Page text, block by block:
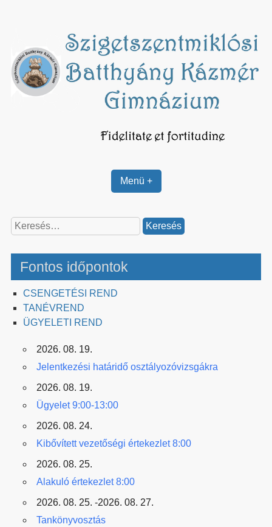
Menü +
Keresés:
Fontos időpontok
CSENGETÉSI REND
TANÉVREND
ÜGYELETI REND
2026. 08. 19.
Jelentkezési határidő osztályozóvizsgákra
2026. 08. 19.
Ügyelet 9:00-13:00
2026. 08. 24.
Kibővített vezetőségi értekezlet 8:00
2026. 08. 25.
Alakuló értekezlet 8:00
2026. 08. 25. -2026. 08. 27.
Tankönyvosztás